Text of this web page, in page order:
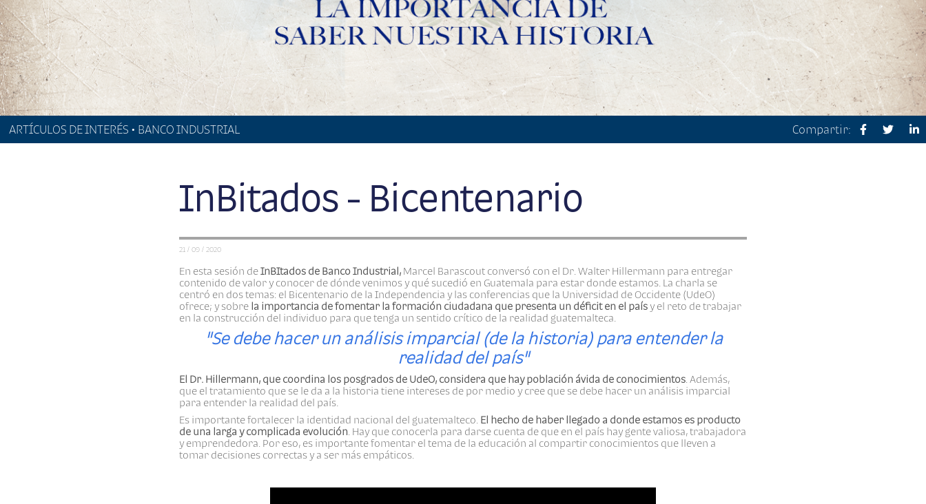
ARTÍCULOS DE INTERÉS • BANCO INDUSTRIAL Compartir:
InBitados - Bicentenario
21 / 09 / 2020
En esta sesión deInBItados de Banco Industrial, Marcel Barascout conversó con el Dr. Walter Hillermann para entregar
contenido de valor y conocer de dónde venimos y qué sucedió en Guatemala para estar donde estamos. La charla se
centró en dos temas: el Bicentenario de la Independencia y las conferencias que la Universidad de Occidente (UdeO)
ofrece; y sobre la importancia de fomentar la formación ciudadana que presenta un déficit en el país y el reto de trabajar
en la construcción del individuo para que tenga un sentido crítico de la realidad guatemalteca.
"Se debe hacer un análisis imparcial (de la historia) para entender la
realidad del país"
El Dr. Hillermann, que coordina los posgrados de UdeO, considera que hay población ávida de conocimientos . Además,
que el tratamiento que se le da a la historia tiene intereses de por medio y cree que se debe hacer un análisis imparcial
para entender la realidad del país
Es importante fortalecer la identidad nacional del guatemalteco. El hecho de haber llegado a donde estamos es producto
de una larga y complicada evolución. Hay que conocerla para darse cuenta de que en el país hay gente valiosa, trabajadora
y emprendedora. Por eso, es importante fomentar el tema de la educación al compartir conocimientos que lleven a
tomar decisiones correctas y a ser más empáticos.